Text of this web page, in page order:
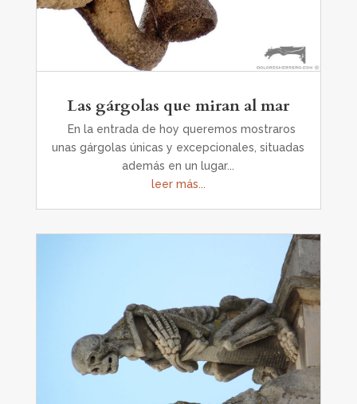
Las gárgolas que miran al mar
En la entrada de hoy queremos mostraros
unas gárgolas únicas y excepcionales, situadas
además en un lugar...
leer más...